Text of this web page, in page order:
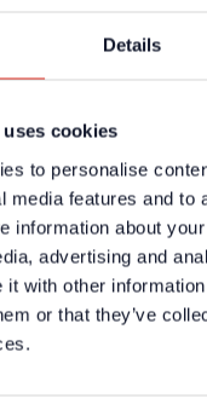
Details
cookies
to personalise
media features and to
information about
advertising and
it with other information
or that they’ve
kann diese
Rauch/Wärme/
Testset für Rauch-,
| SPARE1049-001